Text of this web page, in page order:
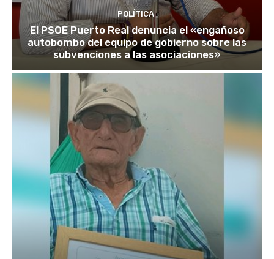
POLÍTICA
El PSOE Puerto Real denuncia el «engañoso
autobombo del equipo de gobierno sobre las
subvenciones a las asociaciones»